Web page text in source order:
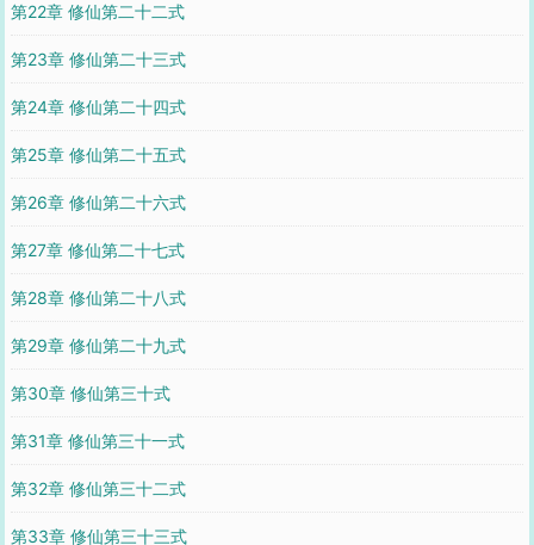
第22章 修仙第二十二式
第23章 修仙第二十三式
第24章 修仙第二十四式
第25章 修仙第二十五式
第26章 修仙第二十六式
第27章 修仙第二十七式
第28章 修仙第二十八式
第29章 修仙第二十九式
第30章 修仙第三十式
第31章 修仙第三十一式
第32章 修仙第三十二式
第33章 修仙第三十三式